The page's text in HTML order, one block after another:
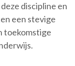
discipline en
een stevige
toekomstige